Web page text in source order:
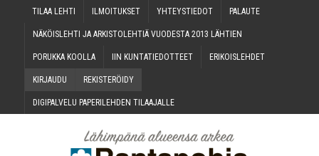
TILAA LEH­TI ILMOI­TUK­SET YHTEYS­TIE­DOT PALAU­TE
NÄKÖIS­LEH­TI JA ARKIS­TO­LEH­TIÄ VUO­DES­TA 2013 LÄHTIEN
PORUK­KA KOOLLA IIN KUN­TA­TIE­DOT­TEET ERI­KOIS­LEH­DET
KIR­JAU­DU REKIS­TE­RÖI­DY
DIGI­PAL­VE­LU PAPE­RI­LEH­DEN TILAAJALLE